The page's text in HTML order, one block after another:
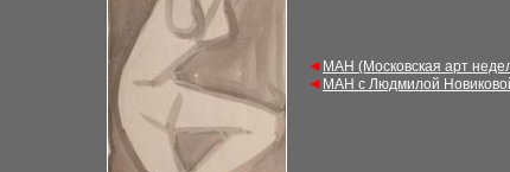
◄ МАН (Московская арт
◄ МАН с Людмилой